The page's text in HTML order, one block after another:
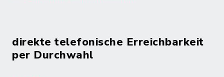
direkte telefonische Erreichbarkeit
per Durchwahl